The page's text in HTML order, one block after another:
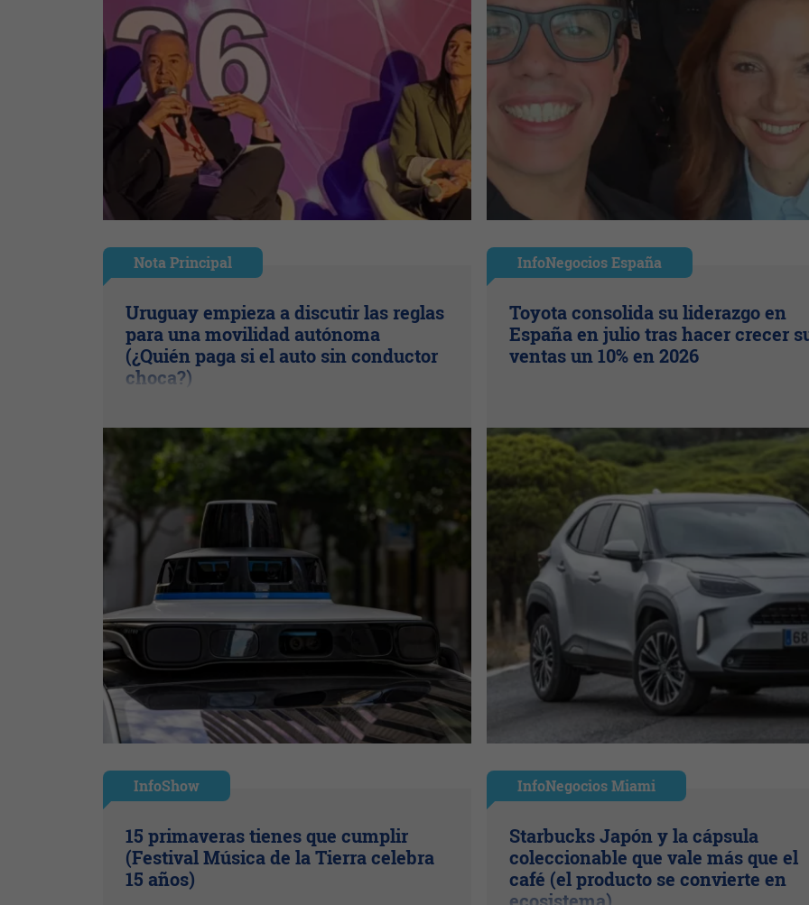
Nota Principal
Uruguay empieza a discutir las reglas
para una movilidad autónoma
(¿Quién paga si el auto sin conductor
choca?)
InfoNegocios España
Toyota consolida su liderazgo en
España en julio tras hacer crecer
ventas un 10% en 2026
InfoShow
15 primaveras tienes que cumplir
(Festival Música de la Tierra celebra
15 años)
InfoNegocios Miami
Starbucks Japón y la cápsula
coleccionable que vale más que el
café (el producto se convierte en
ecosistema)